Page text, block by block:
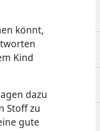
könnt,
Kind
dazu
Stoff zu
gute